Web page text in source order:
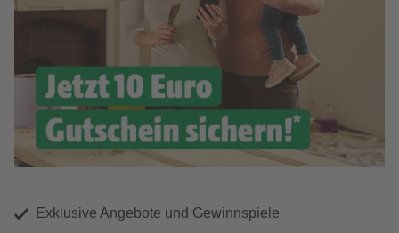
Exklusive Angebote und Gewinnspiele